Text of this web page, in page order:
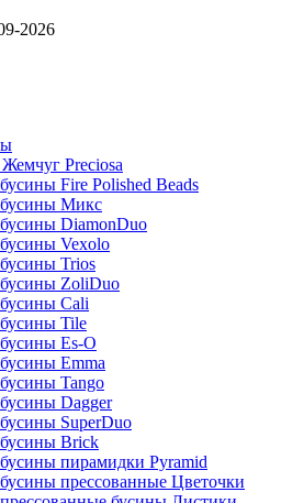
2026
Preciosa
Fire Polished Beads
Микс
DiamonDuo
Vexolo
Trios
ZoliDuo
Cali
Tile
Es-O
Emma
Tango
Dagger
SuperDuo
Brick
пирамидки Pyramid
прессованные Цветочки